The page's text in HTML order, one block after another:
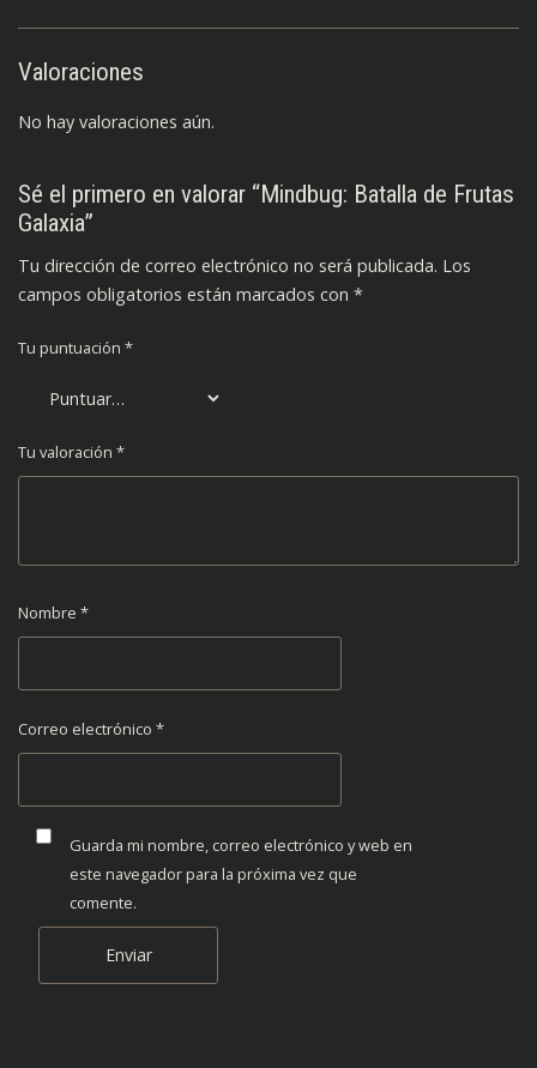
Valoraciones
No hay valoraciones aún.
Sé el primero en valorar “Mindbug: Batalla de Frutas
Galaxia”
Tu dirección de correo electrónico no será publicada. Los
campos obligatorios están marcados con *
Tu puntuación *
Tu valoración *
Nombre *
Correo electrónico *
Guarda mi nombre, correo electrónico y web en
este navegador para la próxima vez que
comente.